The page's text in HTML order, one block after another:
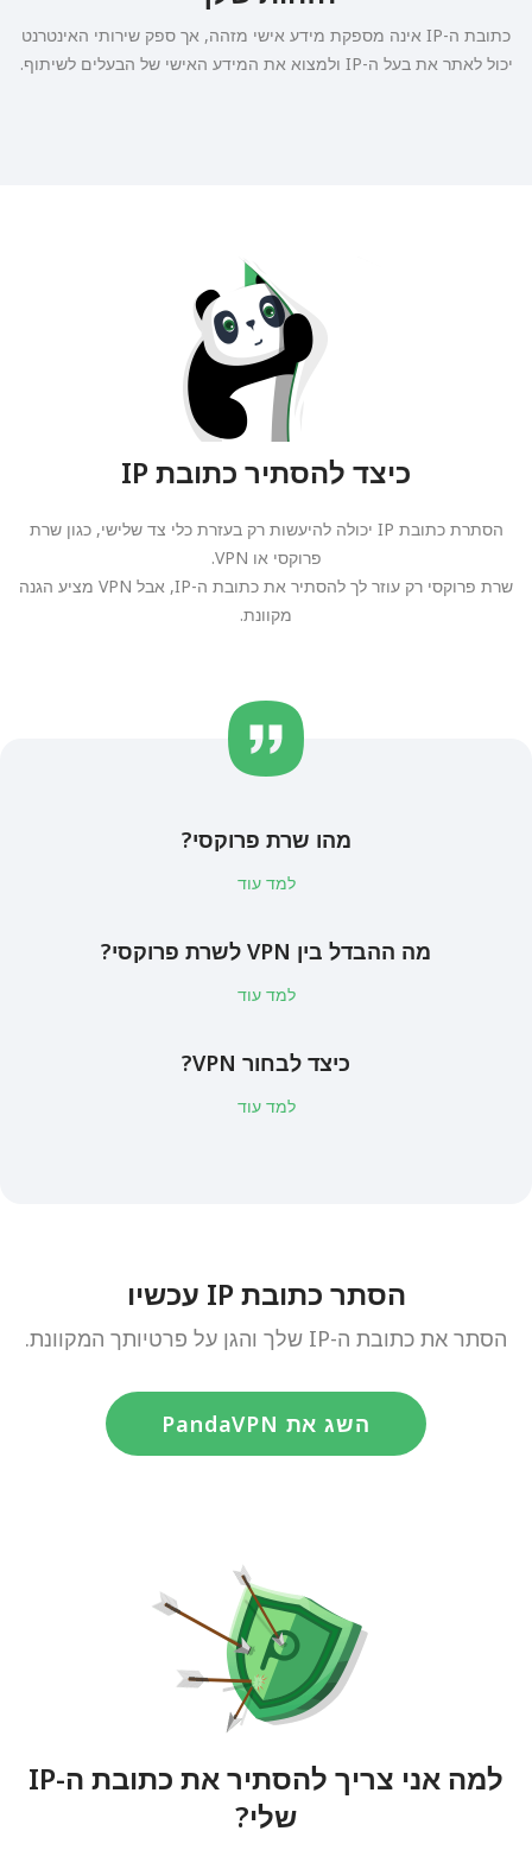
כתובת ה-IP אינה מספקת מידע אישי מזהה, אך ספק שירותי האינטרנט
יכול לאתר את בעל ה-IP ולמצוא את המידע האישי של הבעלים לשיתוף.
כיצד להסתיר כתובת IP
הסתרת כתובת IP יכולה להיעשות רק בעזרת כלי צד שלישי, כגון שרת
פרוקסי או VPN.
שרת פרוקסי רק עוזר לך להסתיר את כתובת ה-IP, אבל VPN מציע הגנה
מקוונת.
מהו שרת פרוקסי?
למד עוד
מה ההבדל בין VPN לשרת פרוקסי?
למד עוד
כיצד לבחור VPN?
למד עוד
הסתר כתובת IP עכשיו
הסתר את כתובת ה-IP שלך והגן על פרטיותך המקוונת.
השג את PandaVPN
למה אני צריך להסתיר את כתובת ה-IP
שלי?